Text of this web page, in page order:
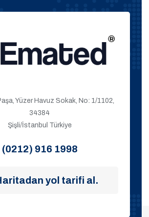
Yüzer Havuz Sokak, No: 1/1102,
34384
Şişli/İstanbul Türkiye
(0212) 916 1998
yol tarifi al.